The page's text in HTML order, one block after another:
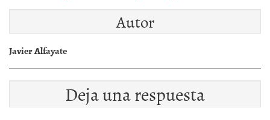
Autor
Javier Alfayate
Deja una respuesta